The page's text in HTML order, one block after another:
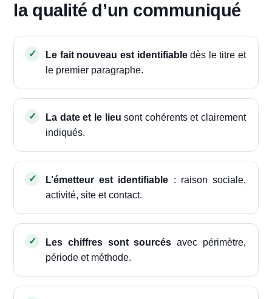
la qualité d’un communiqué
Le fait nouveau est identifiabledès le titre et
le premier paragraphe.
La date et le lieu sont cohérents et clairement
indiqués.
L’émetteur est identifiable : raison sociale,
activité, site et contact.
Les chiffres sont sourcés avec périmètre,
période et méthode.